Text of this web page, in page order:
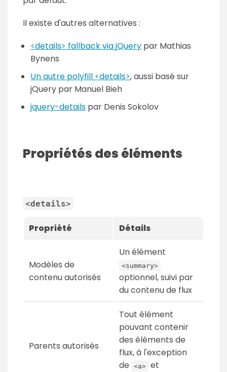
Il existe d'autres alternatives :
<details> fallback via jQuery par Mathias
Bynens
Un autre polyfill <details>, aussi basé sur
jQuery par Manuel Bieh
jquery-details par Denis Sokolov
Propriétés des éléments
<details>
Propriété Détails
Modèles de
contenu autorisés
Un élément
<summary>
optionnel, suivi par
du contenu de flux
Parents autorisés
Tout élément
pouvant contenir
des éléments de
flux, à l'exception
de
<a> et